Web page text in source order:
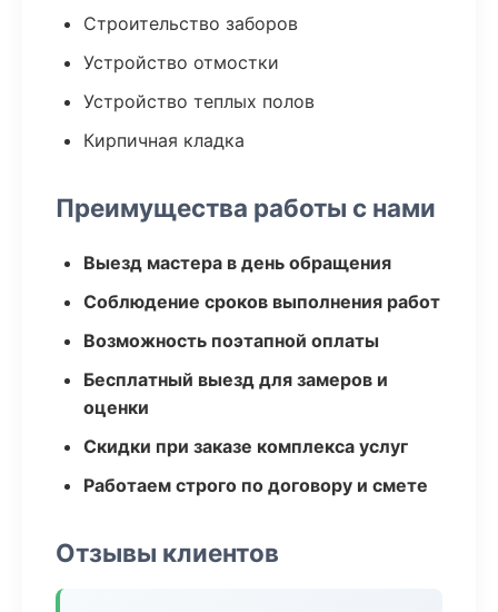
Строительство заборов
Устройство отмостки
Устройство теплых полов
Кирпичная кладка
Преимущества работы с нами
Выезд мастера в день обращения
Соблюдение сроков выполнения работ
Возможность поэтапной оплаты
Бесплатный выезд для замеров и
оценки
Скидки при заказе комплекса услуг
Работаем строго по договору и смете
Отзывы клиентов